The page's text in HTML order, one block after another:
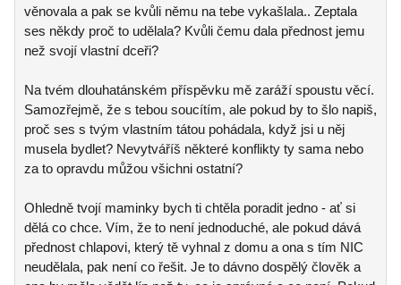
věnovala a pak se kvůli němu na tebe vykašlala.. Zeptala
ses někdy proč to udělala? Kvůli čemu dala přednost jemu
než svojí vlastní dceři?
Na tvém dlouhatánském příspěvku mě zaráží spoustu věcí.
Samozřejmě, že s tebou soucítím, ale pokud by to šlo napiš,
proč ses s tvým vlastním tátou pohádala, když jsi u něj
musela bydlet? Nevytváříš některé konflikty ty sama nebo
za to opravdu můžou všichni ostatní?
Ohledně tvojí maminky bych ti chtěla poradit jedno - ať si
dělá co chce. Vím, že to není jednoduché, ale pokud dává
přednost chlapovi, který tě vyhnal z domu a ona s tím NIC
neudělala, pak není co řešit. Je to dávno dospělý člověk a